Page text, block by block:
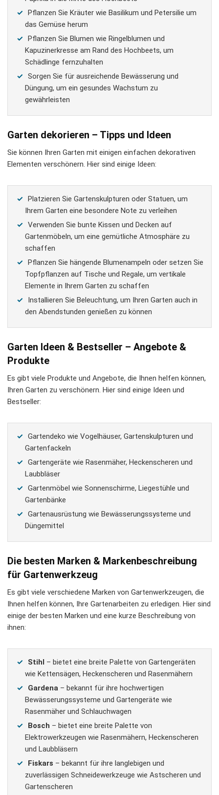
Pflanzen Sie Kräuter wie Basilikum und Petersilie um
das Gemüse herum
Pflanzen Sie Blumen wie Ringelblumen und
Kapuzinerkresse am Rand des Hochbeets, um
Schädlinge fernzuhalten
Sorgen Sie für ausreichende Bewässerung und
Düngung, um ein gesundes Wachstum zu
gewährleisten
Garten dekorieren – Tipps und Ideen
Sie können Ihren Garten mit einigen einfachen dekorativen
Elementen verschönern. Hier sind einige Ideen:
Platzieren Sie Gartenskulpturen oder Statuen, um
Ihrem Garten eine besondere Note zu verleihen
Verwenden Sie bunte Kissen und Decken auf
Gartenmöbeln, um eine gemütliche Atmosphäre zu
schaffen
Pflanzen Sie hängende Blumenampeln oder setzen Sie
Topfpflanzen auf Tische und Regale, um vertikale
Elemente in Ihrem Garten zu schaffen
Installieren Sie Beleuchtung, um Ihren Garten auch in
den Abendstunden genießen zu können
Garten Ideen & Bestseller – Angebote &
Produkte
Es gibt viele Produkte und Angebote, die Ihnen helfen können,
Ihren Garten zu verschönern. Hier sind einige Ideen und
Bestseller:
Gartendeko wie Vogelhäuser, Gartenskulpturen und
Gartenfackeln
Gartengeräte wie Rasenmäher, Heckenscheren und
Laubbläser
Gartenmöbel wie Sonnenschirme, Liegestühle und
Gartenbänke
Gartenausrüstung wie Bewässerungssysteme und
Düngemittel
Die besten Marken & Markenbeschreibung
für Gartenwerkzeug
Es gibt viele verschiedene Marken von Gartenwerkzeugen, die
Ihnen helfen können, Ihre Gartenarbeiten zu erledigen. Hier sind
einige der besten Marken und eine kurze Beschreibung von
ihnen:
Stihl – bietet eine breite Palette von Gartengeräten
wie Kettensägen, Heckenscheren und Rasenmähern
Gardena – bekannt für ihre hochwertigen
Bewässerungssysteme und Gartengeräte wie
Rasenmäher und Schlauchwagen
Bosch – bietet eine breite Palette von
Elektrowerkzeugen wie Rasenmähern, Heckenscheren
und Laubbläsern
Fiskars – bekannt für ihre langlebigen und
zuverlässigen Schneidewerkzeuge wie Astscheren und
Gartenscheren